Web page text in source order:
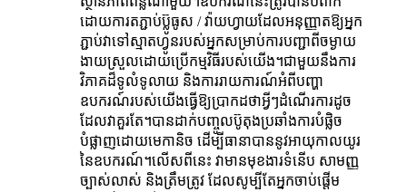
ដោយការតភ្ជាប់ប៊្លូធូស / វ៉ាយហ្វាយដែលអនុញ្ញាតឱ្យអ្នក
ភ្ជាប់វាទៅស្មាតហ្វូនរបស់អ្នកសម្រាប់ការបញ្ជាពីចម្ងាយ
ងាយស្រួលដោយប្រើកម្មវិធីរបស់យើង។ជាមួយនឹងការ
វិភាគដ៏ទូលំទូលាយ និងការរាយការណ៍អំពីបញ្ហា
ឧបករណ៍របស់យើងធ្វើឱ្យប្រាកដថាអ្វីៗដំណើរការដូច
ដែលវាគួរតែ។បានដាក់បញ្ចូលប៊ូតុងប្រឆាំងការបំផ្លិច
បំផ្លាញដោយមេកានិច ដើម្បីធានាបាននូវអាយុកាលយូរ
នៃឧបករណ៍។លើសពីនេះ វាមានមុខងារទំនើប សាមញ្ញ
ច្បាស់លាស់ និងត្រឹមត្រូវ ដែលសូម្បីតែអ្នកចាប់ផ្តើម